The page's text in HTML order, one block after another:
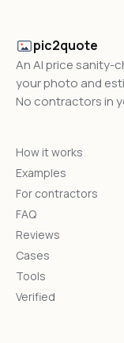
pic2quote
An AI price sanity-
your photo and
No contractors in
How it works
Examples
For contractors
FAQ
Reviews
Cases
Tools
Verified